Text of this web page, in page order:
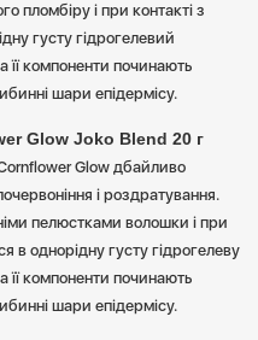
пломбіру і при контакті з
густу гідрогелевий
її компоненти починають
шари епідермісу.
Glow Joko Blend 20 г
Glow дбайливо
і роздратування.
пелюстками волошки і при
в однорідну густу гідрогелеву
її компоненти починають
шари епідермісу.